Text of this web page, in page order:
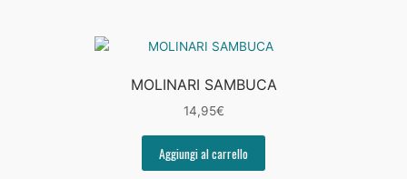
MOLINARI SAMBUCA
14,95€
Aggiungi al carrello